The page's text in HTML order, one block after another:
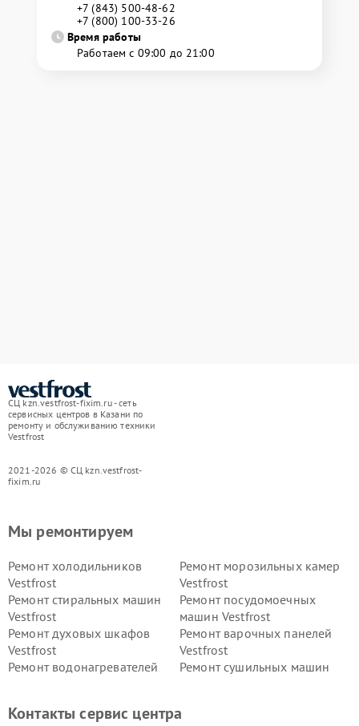
+7 (843) 500-48-62
+7 (800) 100-33-26
Время работы
Работаем с 09:00 до 21:00
СЦ kzn.vestfrost-fixim.ru - сеть
сервисных центров в Казани по
ремонту и обслуживанию техники
Vestfrost
2021-2026 © СЦ kzn.vestfrost-
fixim.ru
Мы ремонтируем
Ремонт холодильников
Vestfrost
Ремонт морозильных камер
Vestfrost
Ремонт стиральных машин
Vestfrost
Ремонт посудомоечных
машин Vestfrost
Ремонт духовых шкафов
Vestfrost
Ремонт варочных панелей
Vestfrost
Ремонт водонагревателей
Ремонт сушильных машин
Vestfrost
Контакты сервис центра